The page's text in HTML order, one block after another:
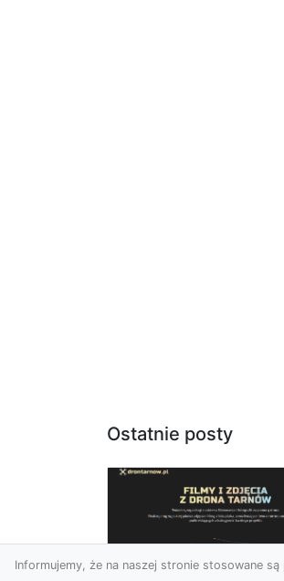
Ostatnie posty
Informujemy, że na naszej stronie stosowane